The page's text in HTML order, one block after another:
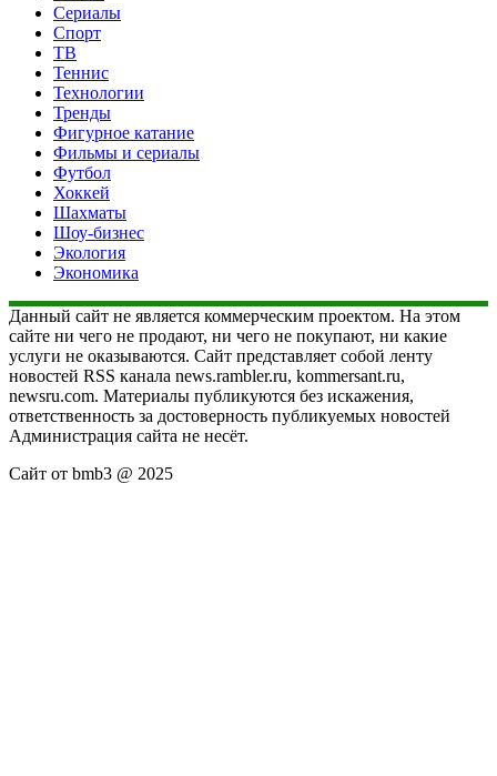
Сериалы
Спорт
ТВ
Теннис
Технологии
Тренды
Фигурное катание
Фильмы и сериалы
Футбол
Хоккей
Шахматы
Шоу-бизнес
Экология
Экономика
Данный сайт не является коммерческим проектом. На этом
сайте ни чего не продают, ни чего не покупают, ни какие
услуги не оказываются. Сайт представляет собой ленту
новостей RSS канала news.rambler.ru, kommersant.ru,
newsru.com. Материалы публикуются без искажения,
ответственность за достоверность публикуемых новостей
Администрация сайта не несёт.
Сайт от bmb3 @ 2025